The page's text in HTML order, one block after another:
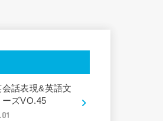
会話表現&英語文
ズVO.45